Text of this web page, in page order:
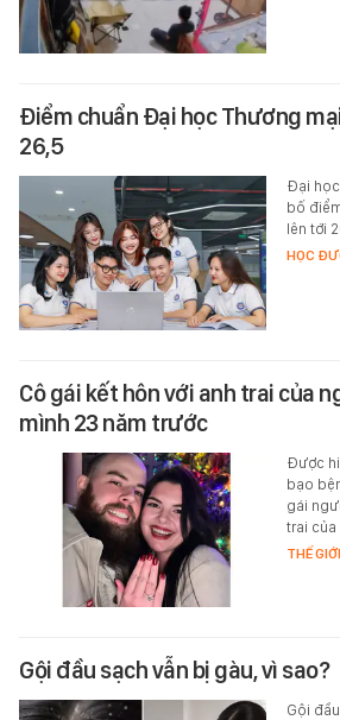
Điểm chuẩn Đại học Thương
26,5
Đại
bố
lên tới
HỌC
Cô gái kết hôn với anh trai của
mình 23 năm trước
Được
bạo
gái
trai của
THẾ
Gội đầu sạch vẫn bị gàu, vì sao?
Gội